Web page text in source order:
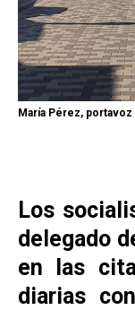
María Pérez,
Los
delegado
en las
diarias